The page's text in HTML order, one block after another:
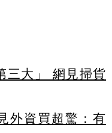
三大」 網見掃貨
外資買超驚：有